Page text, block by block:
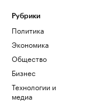
Рубрики
Политика
Экономика
Общество
Бизнес
Технологии и
медиа